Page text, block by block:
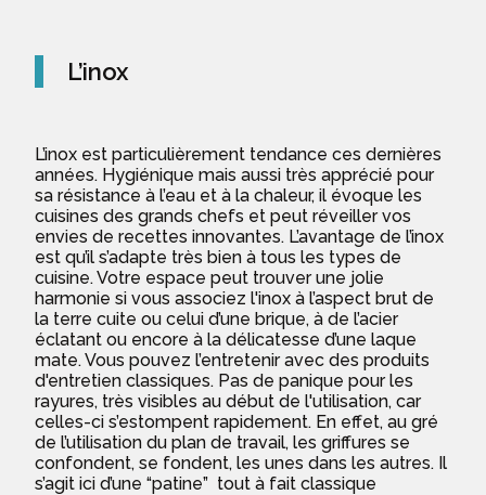
L’inox
L’inox est particulièrement tendance ces dernières
années. Hygiénique mais aussi très apprécié pour
sa résistance à l’eau et à la chaleur, il évoque les
cuisines des grands chefs et peut réveiller vos
envies de recettes innovantes. L’avantage de l’inox
est qu’il s’adapte très bien à tous les types de
cuisine. Votre espace peut trouver une jolie
harmonie si vous associez l'inox à l’aspect brut de
la terre cuite ou celui d’une brique, à de l’acier
éclatant ou encore à la délicatesse d’une laque
mate. Vous pouvez l’entretenir avec des produits
d'entretien classiques. Pas de panique pour les
rayures, très visibles au début de l'utilisation, car
celles-ci s’estompent rapidement. En effet, au gré
de l’utilisation du plan de travail, les griffures se
confondent, se fondent, les unes dans les autres. Il
s’agit ici d’une “patine” tout à fait classique